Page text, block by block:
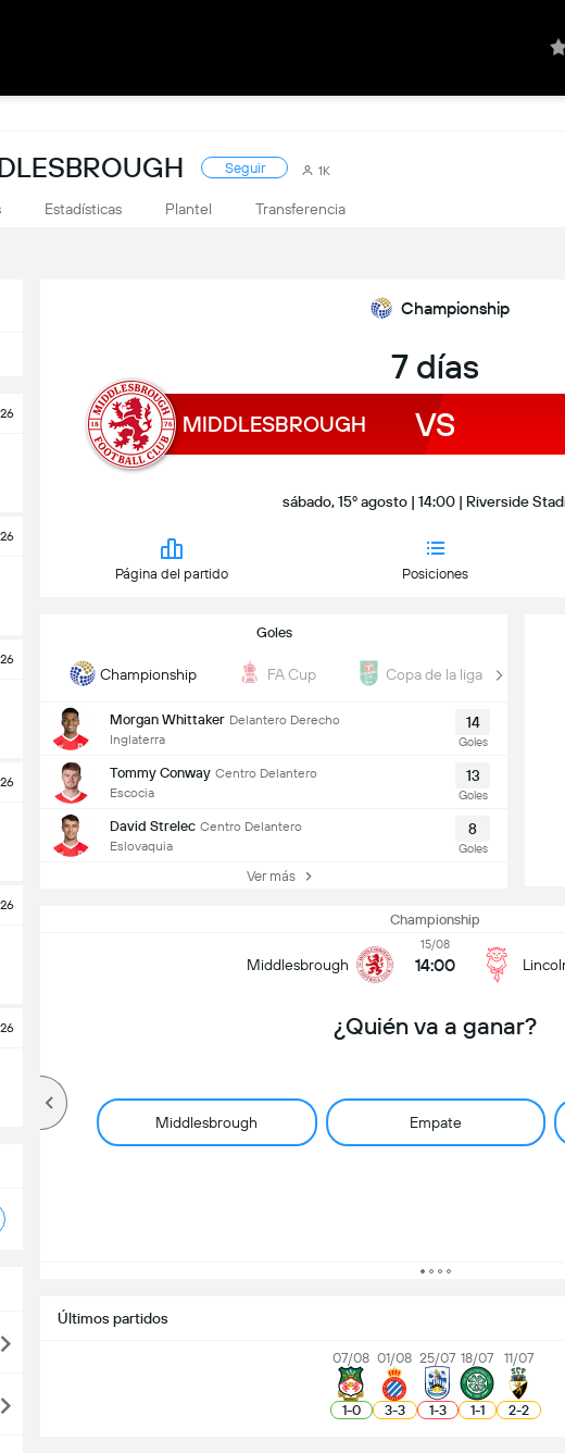
Seguir 1K
Estadísticas Plantel Transferencia
Championship
7 días
MIDDLESBROUGH VS
sábado, 15º agosto | 14:00 | Riverside
Página del partido Posiciones
Goles
Championship FA Cup Copa de la liga
Morgan Whittaker Delantero Derecho
Inglaterra
14
Goles
Tommy Conway Centro Delantero
Escocia
13
Goles
David Strelec Centro Delantero
Eslovaquia
8
Goles
Ver más
Championship
Middlesbrough
15/08
14:00
¿Quién va a ganar?
Middlesbrough Empate
Últimos partidos
07/08
1-0
01/08
3-3
25/07
1-3
18/07
1-1
11/07
2-2